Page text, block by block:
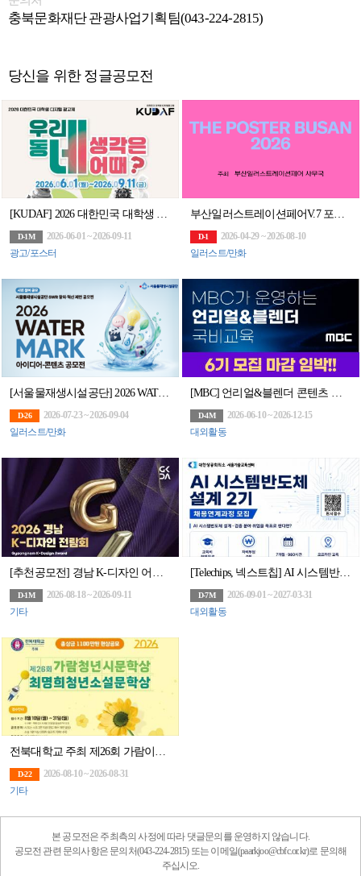
충북문화재단 관광사업기획팀(043-224-2815)
당신을 위한 정글공모전
[KUDAF] 2026 대한민국 대학생 디지털 광고제
D-1M
2026-06-01 ~ 2026-09-11
광고/포스터
부산일러스트레이션페어V.7 포스터 공모전 [THE POSTER BUSAN 2026]
D-1
2026-04-29 ~ 2026-08-10
일러스트/만화
[서울물재생시설공단] 2026 WATER MARK(워터마크) 아이디어·콘텐츠 공모전
D-26
2026-07-23 ~ 2026-09-04
일러스트/만화
[MBC] 언리얼&블렌더 콘텐츠 전문가 과정 6기 모집 (~6/10)
D-4M
2026-06-10 ~ 2026-12-15
대외활동
D-1M
2026-08-18 ~ 2026-09-11
기타
[Telechips, 넥스트칩] AI 시스템반도체 설계(2기)(구 하만 세미콘아카데미, 팹리스협회회원사 채용연계과정)
D-7M
2026-09-01 ~ 2027-03-31
대외활동
D-22
2026-08-10 ~ 2026-08-31
기타
본 공모전은 주최측의 사정에 따라 댓글문의를 운영하지 않습니다.
공모전 관련 문의사항은 문의처(043-224-2815) 또는 이메일(paarkjoo@cbfc.or.kr)로 문의해
주십시오.